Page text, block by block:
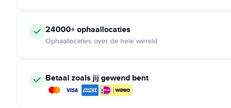
24000+ophaallocaties
Ophaallocaties over de hele wereld
Betaal zoals jij gewend bent